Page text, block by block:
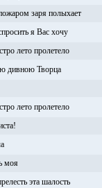
заря полыхает
я Вас хочу
лето пролетело
дивною Творца
лето пролетело
моя
эта шалость